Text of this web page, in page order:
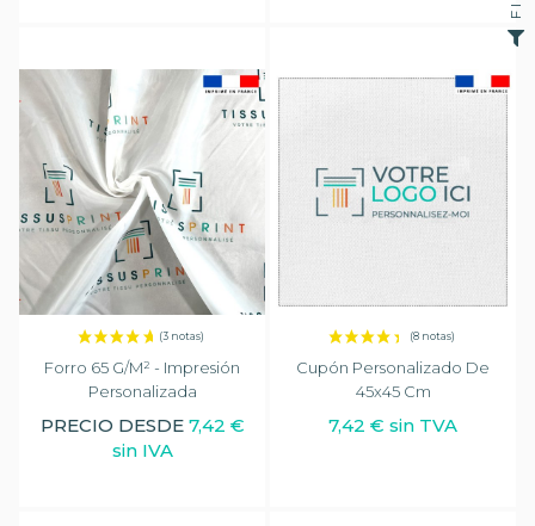
Forro 65 G/m² - Impresión
Personalizada
PRECIO DESDE 7,42 €
sin IVA
Cupón Personalizado De
45x45 Cm
7,42 € sin TVA